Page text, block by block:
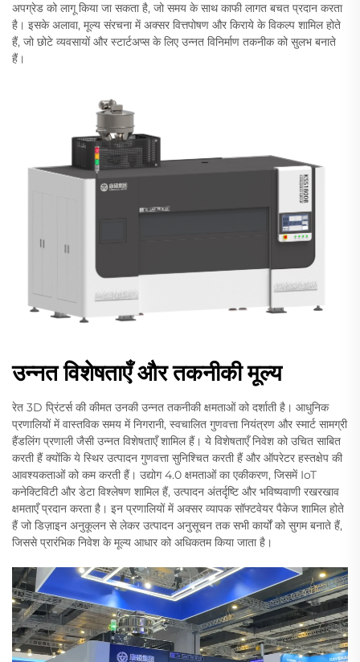
अपग्रेड को लागू किया जा सकता है, जो समय के साथ काफी लागत बचत प्रदान करता
है। इसके अलावा, मूल्य संरचना में अक्सर वित्तपोषण और किराये के विकल्प शामिल होते
हैं, जो छोटे व्यवसायों और स्टार्टअप्स के लिए उन्नत विनिर्माण तकनीक को सुलभ बनाते
हैं।
उन्नत विशेषताएँ और तकनीकी मूल्य
रेत 3D प्रिंटर्स की कीमत उनकी उन्नत तकनीकी क्षमताओं को दर्शाती है। आधुनिक
प्रणालियों में वास्तविक समय में निगरानी, स्वचालित गुणवत्ता नियंत्रण और स्मार्ट सामग्री
हैंडलिंग प्रणाली जैसी उन्नत विशेषताएँ शामिल हैं। ये विशेषताएँ निवेश को उचित साबित
करती हैं क्योंकि ये स्थिर उत्पादन गुणवत्ता सुनिश्चित करती हैं और ऑपरेटर हस्तक्षेप की
आवश्यकताओं को कम करती हैं। उद्योग 4.0 क्षमताओं का एकीकरण, जिसमें IoT
कनेक्टिविटी और डेटा विश्लेषण शामिल हैं, उत्पादन अंतर्दृष्टि और भविष्यवाणी रखरखाव
क्षमताएँ प्रदान करता है। इन प्रणालियों में अक्सर व्यापक सॉफ्टवेयर पैकेज शामिल होते
हैं जो डिज़ाइन अनुकूलन से लेकर उत्पादन अनुसूचन तक सभी कार्यों को सुगम बनाते हैं,
जिससे प्रारंभिक निवेश के मूल्य आधार को अधिकतम किया जाता है।